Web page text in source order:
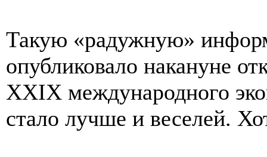
Такую «радужную»
опубликовало накануне
XXIX международного
стало лучше и веселей.